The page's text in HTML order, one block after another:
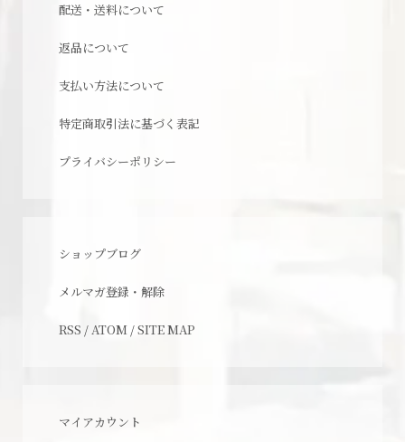
配送・送料について
返品について
支払い方法について
特定商取引法に基づく表記
プライバシーポリシー
ショップブログ
メルマガ登録・解除
RSS /ATOM /SITE MAP
マイアカウント